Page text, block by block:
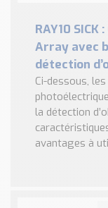
RAY10
Array avec
détection
Ci-dessous,
la détection
avantages à